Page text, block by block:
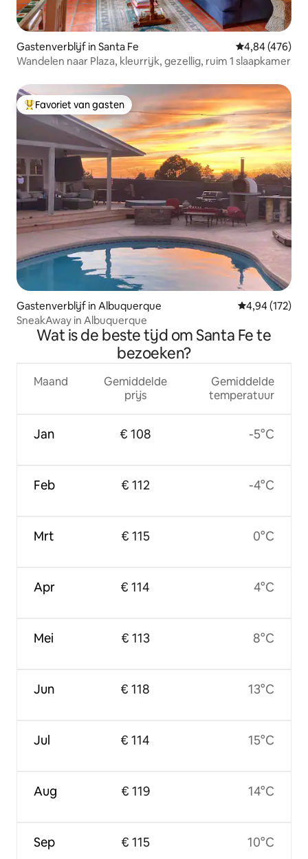
Gastenverblijf in Santa Fe Gemiddelde
4,84 (476)
Wandelen naar Plaza, kleurrijk, gezellig, ruim 1 slaapkamer
Topfavoriet van gasten
Favoriet van gasten
Gastenverblijf in Albuquerque Gemiddelde
4,94 (172)
SneakAway in Albuquerque
Wat is de beste tijd om Santa Fe te
bezoeken?
Maand
Jan
Feb
Mrt
Apr
Mei
Jun
Jul
Aug
Sep
Gemiddelde
prijs
€ 108
€ 112
€ 115
€ 114
€ 113
€ 118
€ 114
€ 119
€ 115
Gemiddelde
temperatuur
-5°C
-4°C
0°C
4°C
8°C
13°C
15°C
14°C
10°C